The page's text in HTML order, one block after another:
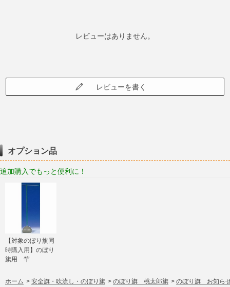
レビューはありません。
レビューを書く
オプション品
追加購入でもっと便利に！
【対象のぼり旗同
時購入用】のぼり
旗用 竿
ホーム > 安全旗・吹流し・のぼり旗 > のぼり旗 桃太郎旗 > のぼり旗 お知ら